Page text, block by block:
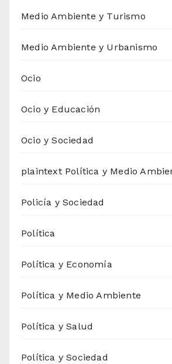
Medio Ambiente y Turismo
Medio Ambiente y Urbanismo
Ocio
Ocio y Educación
Ocio y Sociedad
plaintext Política y Medio
Policía y Sociedad
Política
Política y Economía
Política y Medio Ambiente
Política y Salud
Política y Sociedad